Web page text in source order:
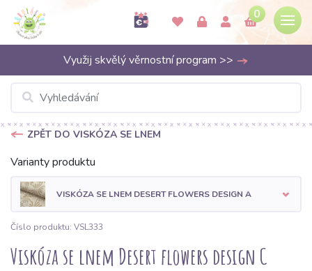
0
Využij skvělý věrnostní program >>
ZPĚT DO VISKÓZA SE LNEM
Varianty produktu
VISKÓZA SE LNEM DESERT FLOWERS DESIGN A
Číslo produktu: VSL333
Viskóza se lnem Desert flowers design C